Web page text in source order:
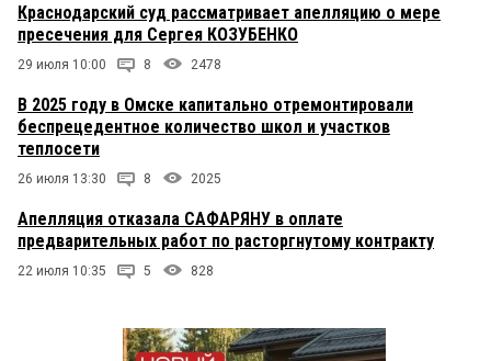
Краснодарский суд рассматривает апелляцию о мере
пресечения для Сергея КОЗУБЕНКО
29 июля 10:00 8 2478
В 2025 году в Омске капитально отремонтировали
беспрецедентное количество школ и участков
теплосети
26 июля 13:30 8 2025
Апелляция отказала САФАРЯНУ в оплате
предварительных работ по расторгнутому контракту
22 июля 10:35 5 828